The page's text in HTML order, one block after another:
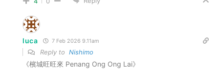
luca 7 Feb 2026 9.11am
Reply to Nishimo
《檳城旺旺來 Penang Ong Ong Lai》